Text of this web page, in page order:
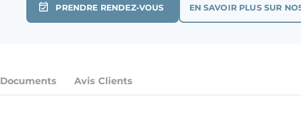
PRENDRE RENDEZ-VOUS EN SAVOIR PLUS SUR
Documents Avis Clients